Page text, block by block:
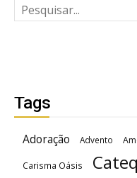
Tags
Adoração Advento
Carisma Oásis